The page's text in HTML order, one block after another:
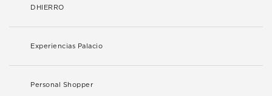
DHIERRO
Experiencias Palacio
Personal Shopper